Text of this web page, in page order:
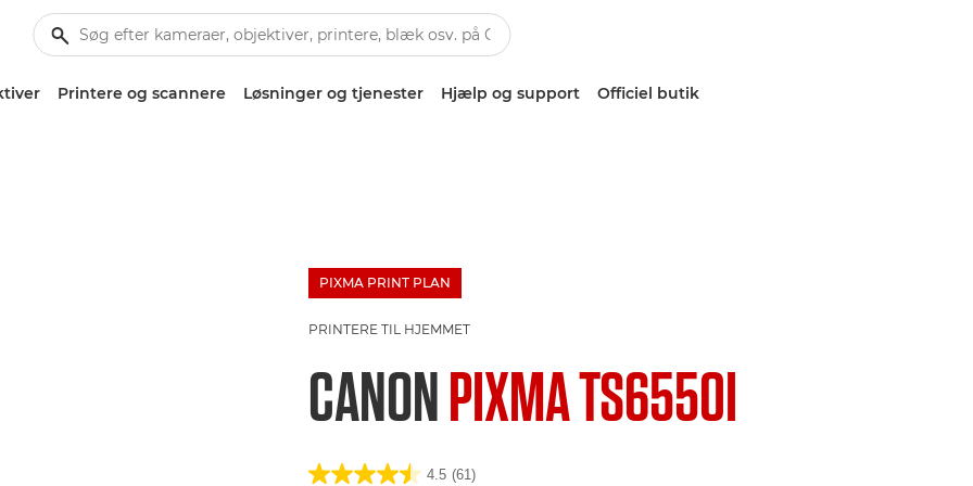
Printere og scannere Løsninger og tjenester Hjælp og support Officiel butik
PIXMA PRINT PLAN£100 Bargeld zurück
PRINTERE TIL HJEMMET
CANONPIXMA TS6550I
4.5 (61)